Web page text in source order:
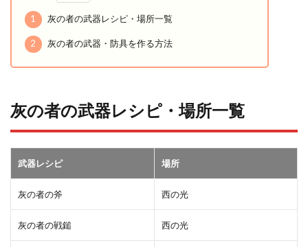
1 灰の者の武器レシピ・場所一覧
2 灰の者の武器・防具を作る方法
灰の者の武器レシピ・場所一覧
武器レシピ 場所
灰の者の斧 西の光
灰の者の戦鎚 西の光